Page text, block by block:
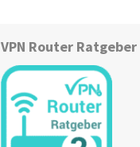
VPN Router Ratgeber